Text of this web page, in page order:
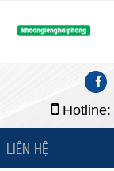
Hotline:
LIÊN HỆ